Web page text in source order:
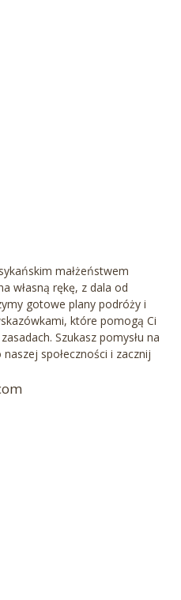
małżeństwem
własną rękę, z dala od
gotowe plany podróży i
które pomogą Ci
Szukasz pomysłu na
społeczności i zacznij